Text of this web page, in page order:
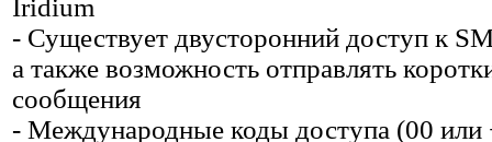
Iridium
- Существует двусторонний доступ к
а также возможность отправлять
сообщения
- Международные коды доступа (00 или